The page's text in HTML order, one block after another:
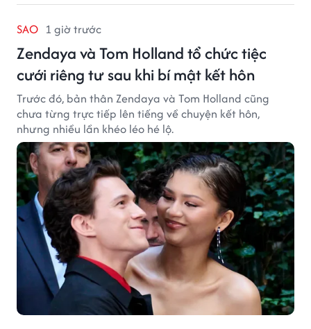
SAO 1 giờ trước
Zendaya và Tom Holland tổ chức tiệc
cưới riêng tư sau khi bí mật kết hôn
Trước đó, bản thân Zendaya và Tom Holland cũng
chưa từng trực tiếp lên tiếng về chuyện kết hôn,
nhưng nhiều lần khéo léo hé lộ.